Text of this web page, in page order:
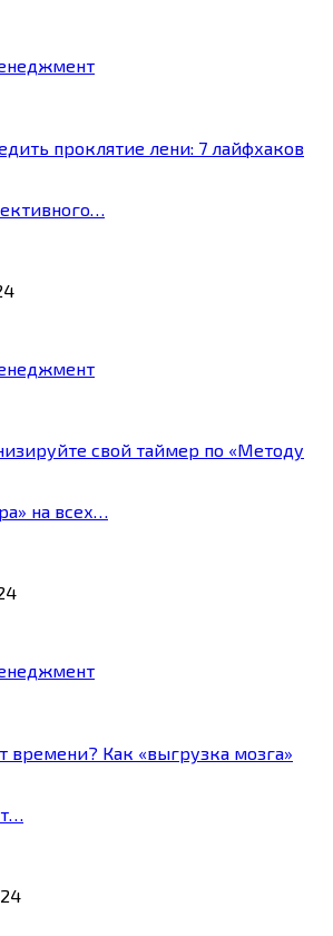
проклятие лени: 7 лайфхаков
свой таймер по «Методу
на всех…
времени? Как «выгрузка мозга»